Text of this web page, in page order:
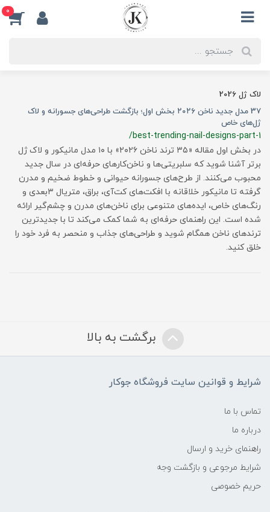
0
لاک ژل 2026
37 مدل‌ جدید ناخن ۲۰۲۶ بخش اول؛ بازگشت طراحی‌های جسورانه و لاک
ژل‌های خاص
/best-trending-nail-designs-part-1
در بخش اول مقاله «۳۵ ترند ناخن ۲۰۲۶» با ۱۰ مدل مانیکور و لاک ژل
برتر آشنا شوید که سلبریتی‌ها و ناخن‌کارهای حرفه‌ای در سال جدید
محبوب می‌کنند. از طرح‌های جسورانه حیوانی و خطوط ضخیم و مدرن
گرفته تا مانیکور خلاقانه با افکت‌های کت‌آی، براق، متریال ۳بعدی و
رنگ‌های خاص، ایده‌های متنوعی برای ناخن‌های مدرن و چشم‌گیر ارائه
شده است. این راهنمای حرفه‌ای به شما کمک می‌کند تا با جدیدترین
ترندهای ناخن همگام شوید و طراحی‌های جذاب و منحصر به فرد خود را
خلق کنید.
برگشت به بالا
شرایط و قوانین سایت فروشگاه جوکار
تماس با ما
درباره ما
راهنمای خرید و ارسال
شرایط مرجوعی و بازگشت وجه
حریم خصوصی